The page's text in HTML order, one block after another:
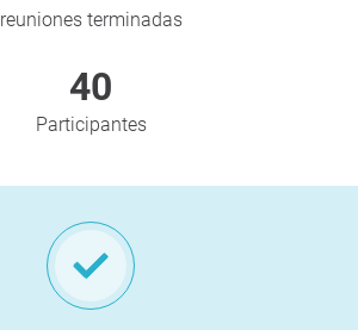
reuniones terminadas
40
Participantes